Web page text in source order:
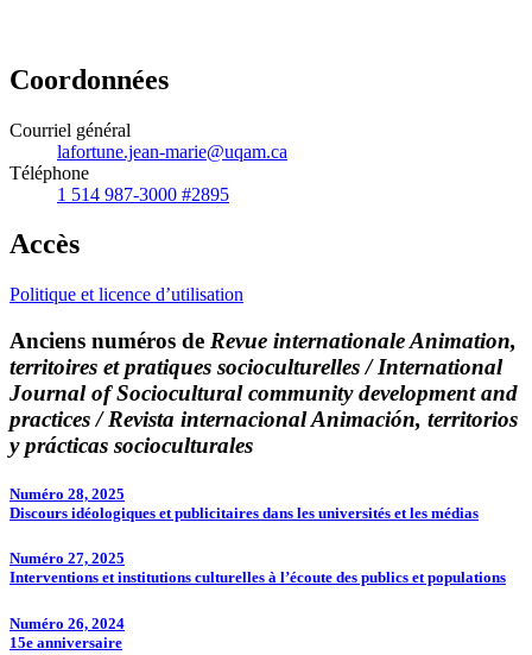
Coordonnées
Courriel général
lafortune.jean-marie@uqam.ca
Téléphone
1 514 987-3000 #2895
Accès
Politique et licence d’utilisation
Anciens numéros de Revue internationale Animation,
territoires et pratiques socioculturelles / International
Journal of Sociocultural community development and
practices / Revista internacional Animación, territorios
y prácticas socioculturales
Numéro 28, 2025
Discours idéologiques et publicitaires dans les universités et les médias
Numéro 27, 2025
Interventions et institutions culturelles à l’écoute des publics et populations
Numéro 26, 2024
15e anniversaire